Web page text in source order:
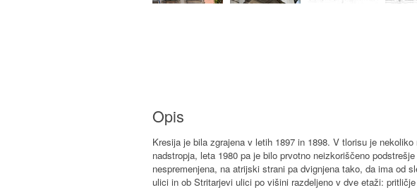
Opis
Kresija je bila zgrajena v letih 1897 in 1898. V tlorisu je
nadstropja, leta 1980 pa je bilo prvotno neizkoriščeno
nespremenjena, na atrijski strani pa dvignjena tako, da ima od
ulici in ob Stritarjevi ulici po višini razdeljeno v dve etaži: